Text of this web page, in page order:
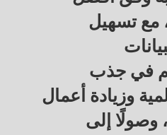
مع تسهيل
في جذب
وزيادة أعمال
وصولًا إلى